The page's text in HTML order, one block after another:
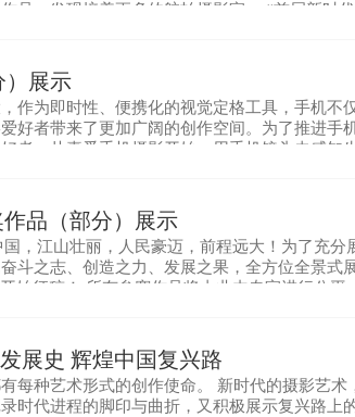
品，发现培养更多的航拍摄影家。 “首届新时
）展示
作为即时性、便携化的视觉定格工具，手机不
好者带来了更加广阔的创作空间。为了推进手
者，从喜爱手机摄影开始，用手机镜头去感知
品（部分）展示
，江山壮丽，人民豪迈，前程远大！为了充分
斗之志、创造之力、发展之果，全方位全景式
始征稿！ 所有参赛作品将由业内专家进行公平
展史 辉煌中国复兴路
每种艺术形式的创作使命。 新时代的摄影艺术
时代进程的脚印与曲折，又积极展示复兴路上